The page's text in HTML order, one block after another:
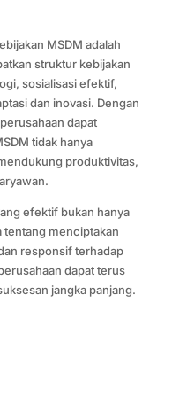
MSDM adalah
struktur kebijakan
sosialisasi efektif,
dan inovasi. Dengan
dapat
tidak hanya
produktivitas,
efektif bukan hanya
tentang menciptakan
responsif terhadap
dapat terus
jangka panjang.